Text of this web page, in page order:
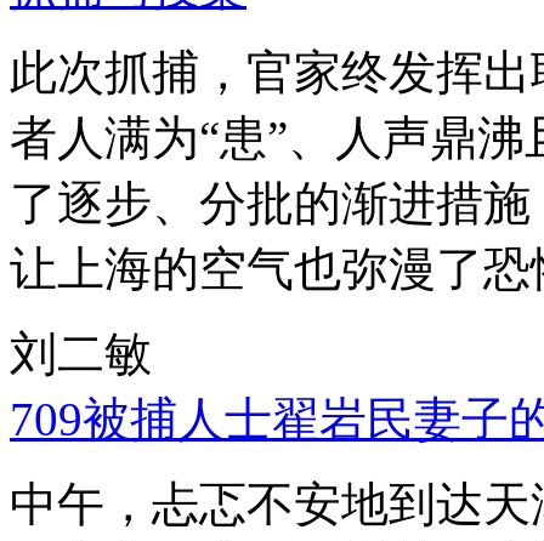
此次抓捕，官家终发挥
者人满为“患”、人声鼎
了逐步、分批的渐进措
让上海的空气也弥漫了
刘二敏
709被捕人士翟岩民妻子
中午，忐忑不安地到达